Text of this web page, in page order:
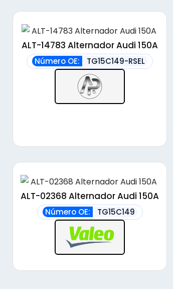
ALT-14783 Alternador Audi 150A
Número OE: TG15C149-RSEL
ALT-02368 Alternador Audi 150A
Número OE: TG15C149